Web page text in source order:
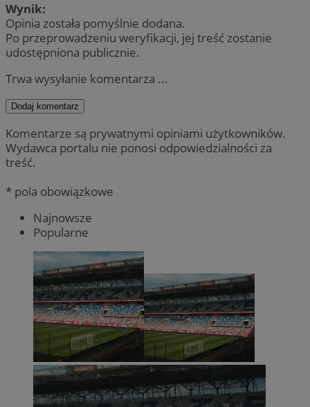
Wynik:
Opinia została pomyślnie dodana.
Po przeprowadzeniu weryfikacji, jej treść zostanie
udostępniona publicznie.
Trwa wysyłanie komentarza ...
Dodaj komentarz
Komentarze są prywatnymi opiniami użytkowników.
Wydawca portalu nie ponosi odpowiedzialności za
treść.
* pola obowiązkowe
Najnowsze
Popularne